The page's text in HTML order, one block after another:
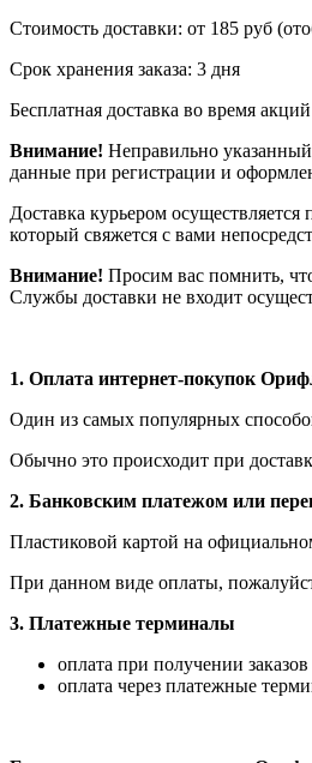
Стоимость доставки: от 185 руб
Срок хранения заказа: 3 дня
Бесплатная доставка во время акций
Внимание! Неправильно
данные при регистрации и
Доставка курьером
который свяжется с вами
Внимание! Просим вас помнить,
Службы доставки не входит
1. Оплата интернет-покупок
Один из самых популярных
Обычно это происходит при
2. Банковским платежом или
Пластиковой картой на
При данном виде оплаты,
3. Платежные терминалы
оплата при получении
оплата через платежные